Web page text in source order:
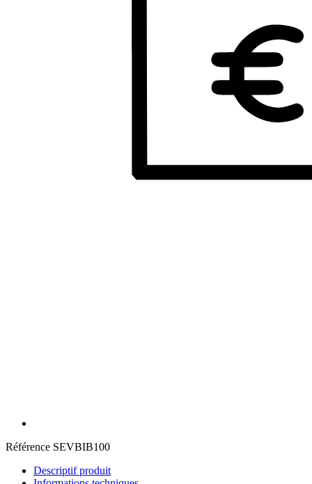
Référence SEVBIB100
Descriptif produit